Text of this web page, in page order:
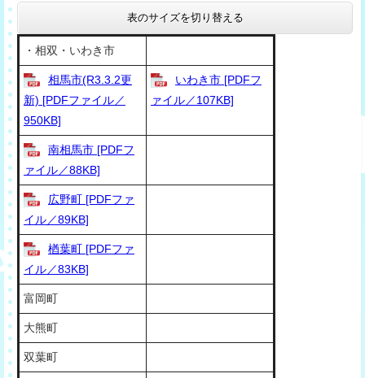
表のサイズを切り替える
・相双・いわき市
相馬市(R3.3.2更
新) [PDFファイル／
950KB]
いわき市 [PDFフ
ァイル／107KB]
南相馬市 [PDFフ
ァイル／88KB]
広野町 [PDFファ
イル／89KB]
楢葉町 [PDFファ
イル／83KB]
富岡町
大熊町
双葉町